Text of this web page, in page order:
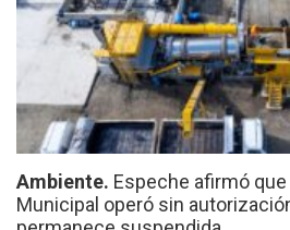
Ambiente. Espeche afirmó
Municipal operó sin